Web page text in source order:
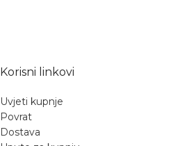
Korisni linkovi
Uvjeti kupnje
Povrat
Dostava